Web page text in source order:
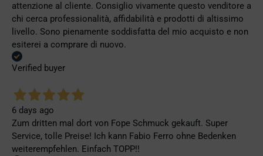
attenzione al cliente. Consiglio vivamente questo venditore a
chi cerca professionalità, affidabilità e prodotti di altissimo
livello. Sono pienamente soddisfatta del mio acquisto e non
esiterei a comprare di nuovo.
Verified buyer
6 days ago
Zum dritten mal dort von Fope Schmuck gekauft. Super
Service, tolle Preise! Ich kann Fabio Ferro ohne Bedenken
weiterempfehlen. Einfach TOPP!!